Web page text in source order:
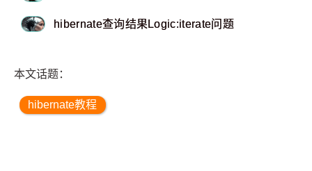
hibernate查询结果Logic:iterate问题
本文话题：
hibernate教程